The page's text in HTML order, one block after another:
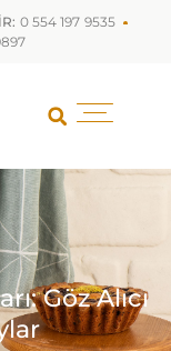
0 554 197 9535
Göz Alıcı